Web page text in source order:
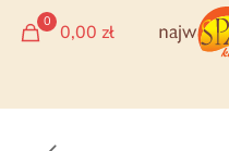
0 0,00 zł